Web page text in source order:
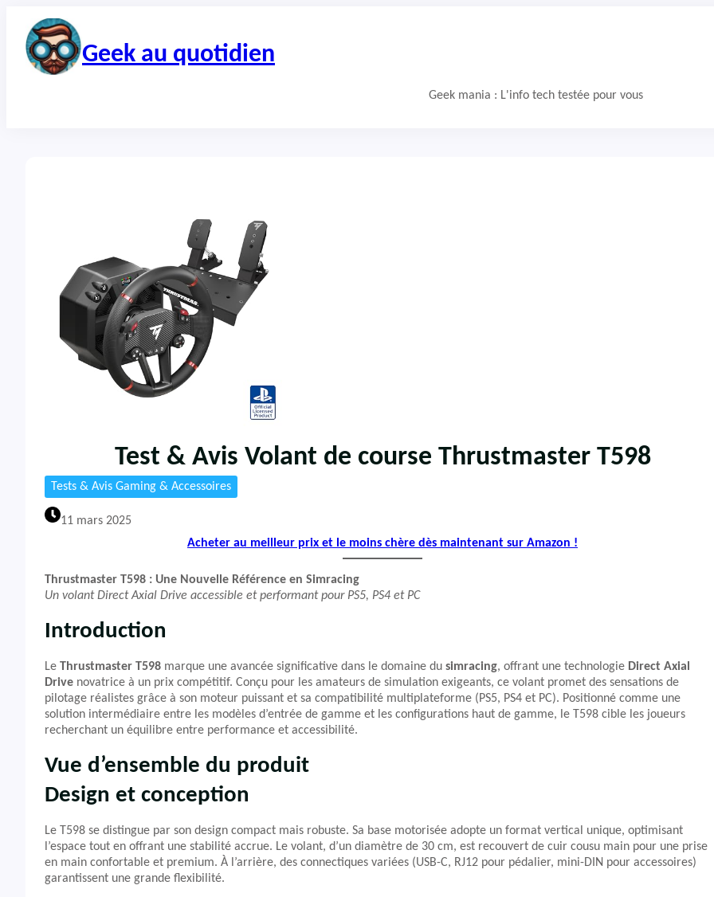
contenu
Geek au quotidien
Geek mania : L'info tech testée pour vous
Test & Avis Volant de course Thrustmaster T598
Tests & Avis Gaming & Accessoires
11 mars 2025
Acheter au meilleur prix et le moins chère dès maintenant sur Amazon !
Thrustmaster T598 : Une Nouvelle Référence en Simracing
Un volant Direct Axial Drive accessible et performant pour PS5, PS4 et PC
Introduction
Le Thrustmaster T598 marque une avancée significative dans le domaine du simracing, offrant une technologie Direct Axial
Drive novatrice à un prix compétitif. Conçu pour les amateurs de simulation exigeants, ce volant promet des sensations de
pilotage réalistes grâce à son moteur puissant et sa compatibilité multiplateforme (PS5, PS4 et PC). Positionné comme une
solution intermédiaire entre les modèles d’entrée de gamme et les configurations haut de gamme, le T598 cible les joueurs
recherchant un équilibre entre performance et accessibilité.
Vue d’ensemble du produit
Design et conception
Le T598 se distingue par son design compact mais robuste. Sa base motorisée adopte un format vertical unique, optimisant
l’espace tout en offrant une stabilité accrue. Le volant, d’un diamètre de 30 cm, est recouvert de cuir cousu main pour une prise
en main confortable et premium. À l’arrière, des connectiques variées (USB-C, RJ12 pour pédalier, mini-DIN pour accessoires)
garantissent une grande flexibilité.